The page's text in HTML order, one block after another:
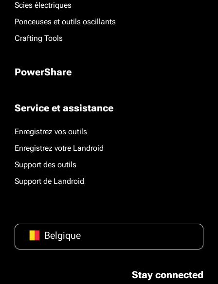
Scies électriques
Ponceuses et outils oscillants
Crafting Tools
PowerShare
Service et assistance
Enregistrez vos outils
Enregistrez votre Landroid
Support des outils
Support de Landroid
Belgique
Stay connected